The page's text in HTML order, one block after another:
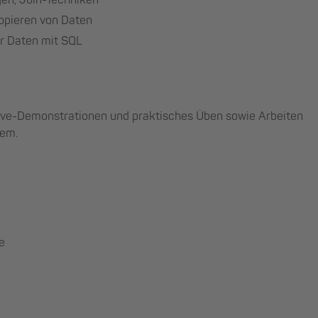
von Daten
Daten mit SQL
Demonstrationen und praktisches Üben sowie Arbeiten